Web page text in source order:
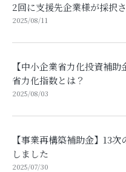
2回に支援先企業様が採択
2025/08/11
【中小企業省力化投資補
省力化指数とは？
2025/08/03
【事業再構築補助金】13
しました
2025/07/30